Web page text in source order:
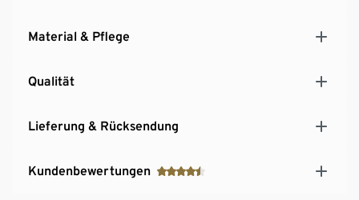
Material & Pflege
Qualität
Lieferung & Rücksendung
Kundenbewertungen